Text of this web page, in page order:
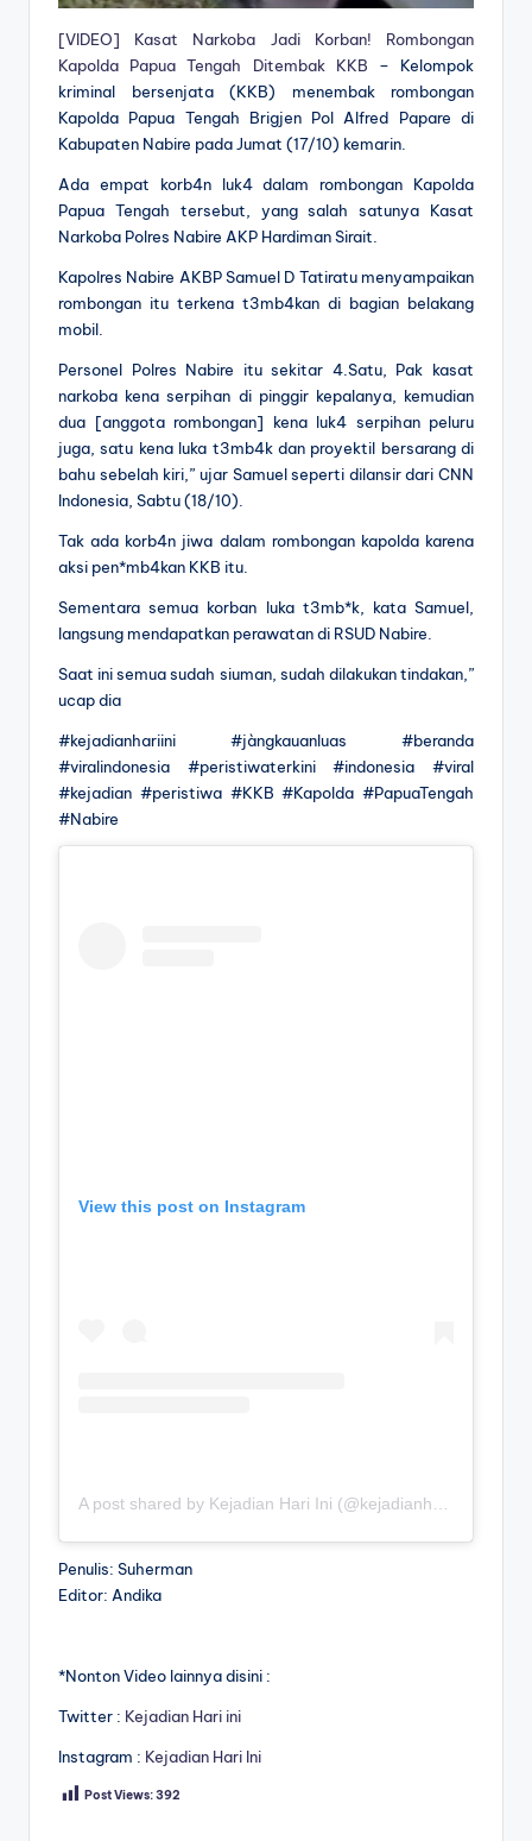
[VIDEO] Kasat Narkoba Jadi Korban! Rombongan
Kapolda Papua Tengah Ditembak KKB – Kelompok
kriminal bersenjata (KKB) menembak rombongan
Kapolda Papua Tengah Brigjen Pol Alfred Papare di
Kabupaten Nabire pada Jumat (17/10) kemarin.
Ada empat korb4n luk4 dalam rombongan Kapolda
Papua Tengah tersebut, yang salah satunya Kasat
Narkoba Polres Nabire AKP Hardiman Sirait.
Kapolres Nabire AKBP Samuel D Tatiratu menyampaikan
rombongan itu terkena t3mb4kan di bagian belakang
mobil.
Personel Polres Nabire itu sekitar 4.Satu, Pak kasat
narkoba kena serpihan di pinggir kepalanya, kemudian
dua [anggota rombongan] kena luk4 serpihan peluru
juga, satu kena luka t3mb4k dan proyektil bersarang di
bahu sebelah kiri,” ujar Samuel seperti dilansir dari CNN
Indonesia, Sabtu (18/10).
Tak ada korb4n jiwa dalam rombongan kapolda karena
aksi pen*mb4kan KKB itu.
Sementara semua korban luka t3mb*k, kata Samuel,
langsung mendapatkan perawatan di RSUD Nabire.
Saat ini semua sudah siuman, sudah dilakukan tindakan,”
ucap dia
#kejadianhariini #jàngkauanluas #beranda
#viralindonesia #peristiwaterkini #indonesia #viral
#kejadian #peristiwa #KKB #Kapolda #PapuaTengah
#Nabire
View this post on Instagram
Penulis: Suherman
Editor: Andika
*Nonton Video lainnya disini :
Twitter : Kejadian Hari ini
Instagram : Kejadian Hari Ini
Post Views:392